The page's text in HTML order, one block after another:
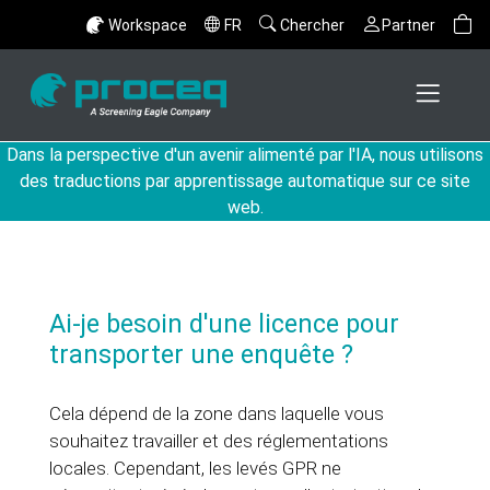
Workspace FR Chercher Partner
Dans la perspective d'un avenir alimenté par l'IA, nous utilisons
des traductions par apprentissage automatique sur ce site
web.
Ai-je besoin d'une licence pour
transporter une enquête ?
Cela dépend de la zone dans laquelle vous
souhaitez travailler et des réglementations
locales. Cependant, les levés GPR ne